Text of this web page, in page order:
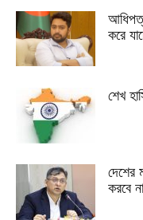
করে
শেখ
দেশের
করবে না